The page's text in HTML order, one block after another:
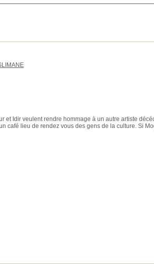
et Idir veulent rendre hommage à un autre artiste
café lieu de rendez vous des gens de la culture. Si